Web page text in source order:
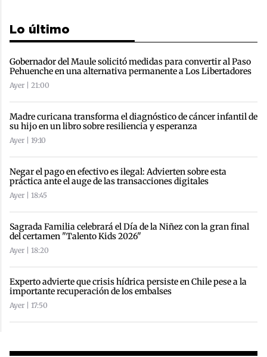
Lo último
Gobernador del Maule solicitó medidas para convertir al Paso
Pehuenche en una alternativa permanente a Los Libertadores
Ayer | 21:00
Madre curicana transforma el diagnóstico de cáncer infantil de
su hijo en un libro sobre resiliencia y esperanza
Ayer | 19:10
Negar el pago en efectivo es ilegal: Advierten sobre esta
práctica ante el auge de las transacciones digitales
Ayer | 18:45
Sagrada Familia celebrará el Día de la Niñez con la gran final
del certamen "Talento Kids 2026"
Ayer | 18:20
Experto advierte que crisis hídrica persiste en Chile pese a la
importante recuperación de los embalses
Ayer | 17:50